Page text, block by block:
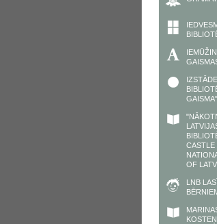
GAISMA"
CASTLE
OF
LNB